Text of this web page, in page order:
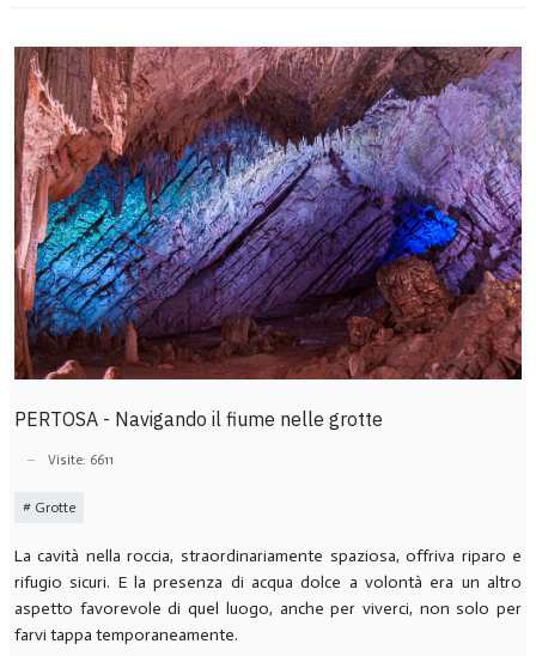
PERTOSA - Navigando il fiume nelle grotte
Visite: 6611
Grotte
La cavità nella roccia, straordinariamente spaziosa, offriva riparo e
rifugio sicuri. E la presenza di acqua dolce a volontà era un altro
aspetto favorevole di quel luogo, anche per viverci, non solo per
farvi tappa temporaneamente.